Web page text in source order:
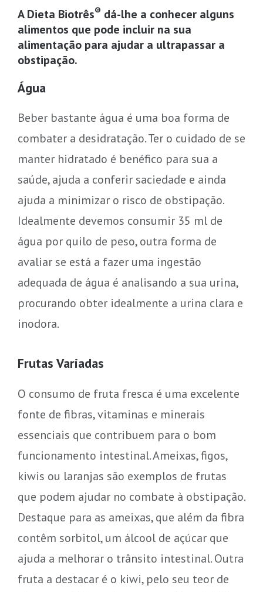
A Dieta Biotrês® dá-lhe a conhecer alguns
alimentos que pode incluir na sua
alimentação para ajudar a ultrapassar a
obstipação.
Água
Beber bastante água é uma boa forma de
combater a desidratação. Ter o cuidado de se
manter hidratado é benéfico para sua a
saúde, ajuda a conferir saciedade e ainda
ajuda a minimizar o risco de obstipação.
Idealmente devemos consumir 35 ml de
água por quilo de peso, outra forma de
avaliar se está a fazer uma ingestão
adequada de água é analisando a sua urina,
procurando obter idealmente a urina clara e
inodora.
Frutas Variadas
O consumo de fruta fresca é uma excelente
fonte de fibras, vitaminas e minerais
essenciais que contribuem para o bom
funcionamento intestinal. Ameixas, figos,
kiwis ou laranjas são exemplos de frutas
que podem ajudar no combate à obstipação.
Destaque para as ameixas, que além da fibra
contêm sorbitol, um álcool de açúcar que
ajuda a melhorar o trânsito intestinal. Outra
fruta a destacar é o kiwi, pelo seu teor de